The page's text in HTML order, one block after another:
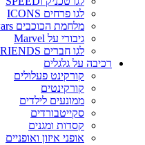
לגו פרחים ICONS
מלחמת הכוכבים Starwars
גיבורי על Marvel
לגו חברים FRIENDS
רכיבה על גלגלים
קורקינט פעלולים
קורקינטים
ממונעים לילדים
סקייטבורדים
קסדות ומגנים
אופני איזון ואופניים